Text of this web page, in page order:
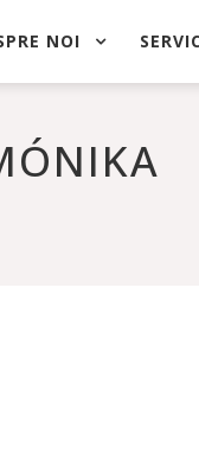
NOI